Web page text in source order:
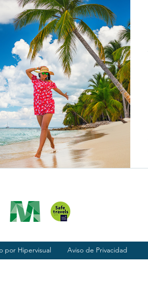
por Hipervisual Aviso de Privacidad